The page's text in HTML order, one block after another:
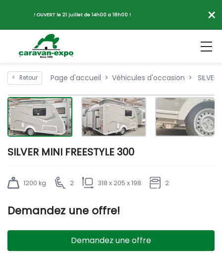
! OUVERT le 21 juillet de 14h00 a 18h00 ! ×
< Retour Page d'accueil Véhicules d'occasion SILVER
SILVER MINI FREESTYLE 300
1200 kg 2 318 x 205 x 198 2
Demandez une offre!
Demandez une offre